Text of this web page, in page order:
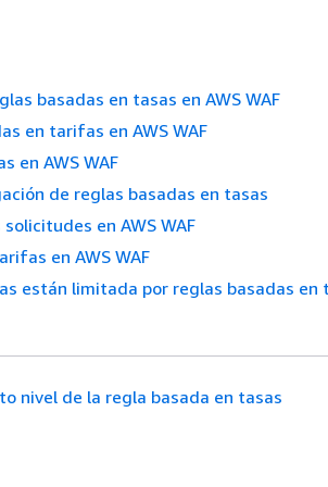
basadas en tasas en AWS WAF
en tarifas en AWS WAF
en AWS WAF
de reglas basadas en tasas
en AWS WAF
en AWS WAF
están limitada por reglas basadas en
nivel de la regla basada en tasas